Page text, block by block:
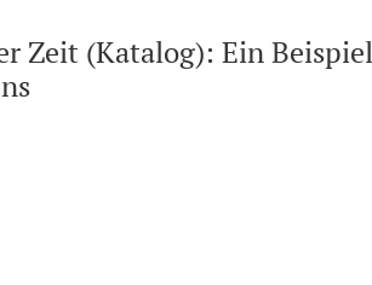
Zeit (Katalog): Ein